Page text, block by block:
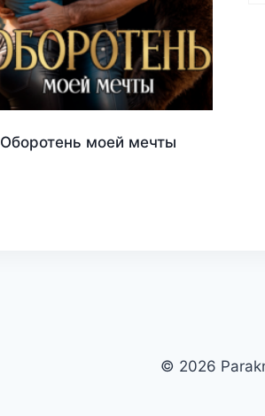
Оборотень моей мечты
© 2026